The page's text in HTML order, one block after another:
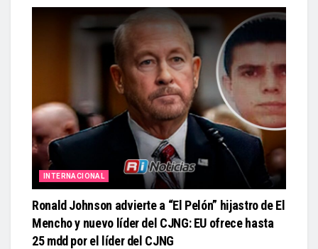
INTERNACIONAL
Ronald Johnson advierte a “El Pelón” hijastro de El
Mencho y nuevo líder del CJNG: EU ofrece hasta
25 mdd por el líder del CJNG